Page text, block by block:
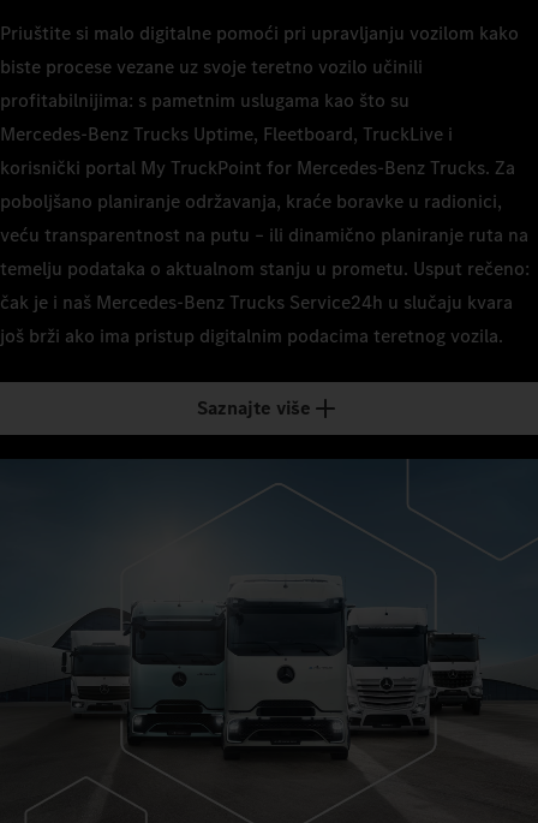
Priuštite si malo digitalne pomoći pri upravljanju vozilom kako
biste procese vezane uz svoje teretno vozilo učinili
profitabilnijima: s pametnim uslugama kao što su
Mercedes‑Benz Trucks Uptime, Fleetboard, TruckLive i
korisnički portal My TruckPoint for Mercedes‑Benz Trucks. Za
poboljšano planiranje održavanja, kraće boravke u radionici,
veću transparentnost na putu – ili dinamično planiranje ruta na
temelju podataka o aktualnom stanju u prometu. Usput rečeno:
čak je i naš Mercedes‑Benz Trucks Service24h u slučaju kvara
još brži ako ima pristup digitalnim podacima teretnog vozila.
Saznajte više